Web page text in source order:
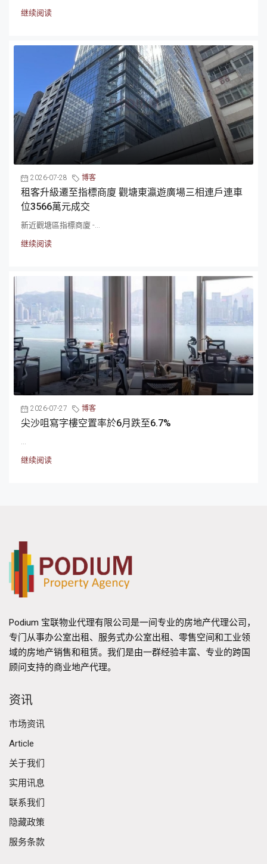
继续阅读
2026-07-28 博客
租客升級遷至指標商廈 觀塘東瀛遊廣場三相連戶連車
位3566萬元成交
新近觀塘區指標商廈 -...
继续阅读
2026-07-27 博客
尖沙咀寫字樓空置率於6月跌至6.7%
...
继续阅读
Podium 宝联物业代理有限公司是一间专业的房地产代理公司，
专门从事办公室出租、服务式办公室出租、零售空间和工业领
域的房地产销售和租赁。我们是由一群经验丰富、专业的跨国
顾问支持的商业地产代理。
资讯
市场资讯
Article
关于我们
实用讯息
联系我们
隐藏政策
服务条款